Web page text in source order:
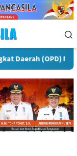
Plt Bupati Rejang